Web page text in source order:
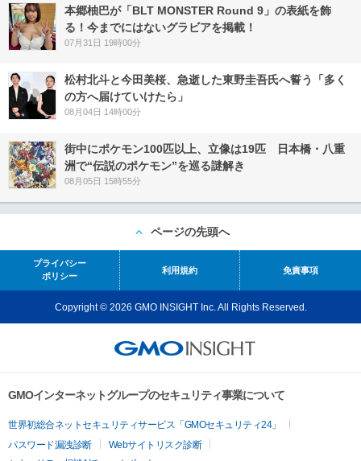
本郷柚巴が「BLT MONSTER Round 9」の表紙を飾
る！今までにはないグラビアを掲載！
07月31日 19時00分
松村北斗と今田美桜、急逝した東野圭吾氏へ誓う「多く
の方へ届けていけたら」
08月04日 14時00分
街中にポケモン100匹以上、立像は19匹 日本橋・八重
洲で“伝説のポケモン”を巡る謎解き
08月05日 15時55分
ページの先頭へ
プライバシー
ポリシー
利用規約 免責事項
Copyright © 2026 GMO INSIGHT Inc. All Rights Reserved.
GMOインターネットグループのセキュリティ事業について
世界初総合ネットセキュリティサービス「GMOセキュリティ24」
パスワード漏洩診断
Webサイトリスク診断